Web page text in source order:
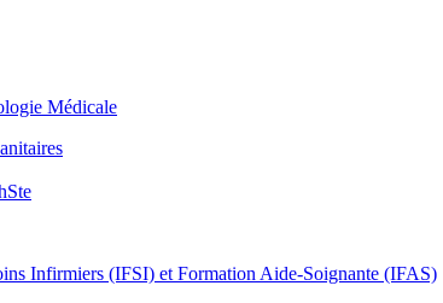
Médicale
Infirmiers (IFSI) et Formation Aide-Soignante (IFAS)